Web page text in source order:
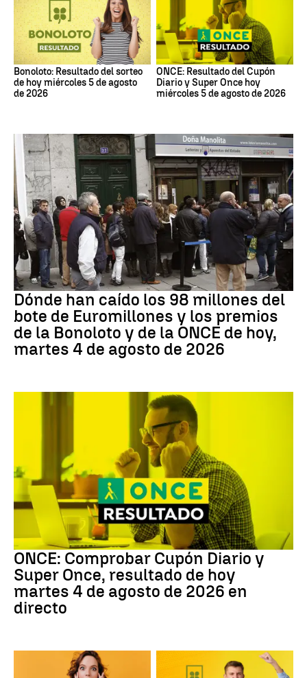
Bonoloto: Resultado del sorteo
de hoy miércoles 5 de agosto
de 2026
ONCE: Resultado del Cupón
Diario y Super Once hoy
miércoles 5 de agosto de 2026
Loterías
Dónde han caído los 98 millones del
bote de Euromillones y los premios
de la Bonoloto y de la ONCE de hoy,
martes 4 de agosto de 2026
ONCE
ONCE: Comprobar Cupón Diario y
Super Once, resultado de hoy
martes 4 de agosto de 2026 en
directo